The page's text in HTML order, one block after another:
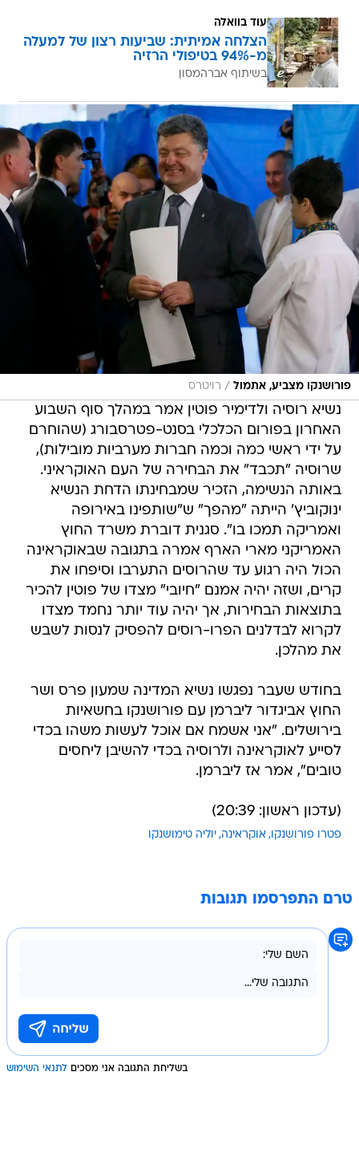
עוד בוואלה
הצלחה אמיתית: שביעות רצון של למעלה
מ-94% בטיפולי הרזיה
בשיתוף אברהמסון
פורושנקו מצביע, אתמול / רויטרס
נשיא רוסיה ולדימיר פוטין אמר במהלך סוף השבוע
האחרון בפורום הכלכלי בסנט-פטרסבורג (שהוחרם
על ידי ראשי כמה וכמה חברות מערביות מובילות),
שרוסיה "תכבד" את הבחירה של העם האוקראיני.
באותה הנשימה, הזכיר שמבחינתו הדחת הנשיא
ינוקוביץ' הייתה "מהפך" ש"שותפינו באירופה
ואמריקה תמכו בו". סגנית דוברת משרד החוץ
האמריקני מארי הארף אמרה בתגובה שבאוקראינה
הכול היה רגוע עד שהרוסים התערבו וסיפחו את
קרים, ושזה יהיה אמנם "חיובי" מצדו של פוטין להכיר
בתוצאות הבחירות, אך יהיה עוד יותר נחמד מצדו
לקרוא לבדלנים הפרו-רוסים להפסיק לנסות לשבש
את מהלכן.
בחודש שעבר נפגשו נשיא המדינה שמעון פרס ושר
החוץ אביגדור ליברמן עם פורושנקו בחשאיות
בירושלים. "אני אשמח אם אוכל לעשות משהו בכדי
לסייע לאוקראינה ולרוסיה בכדי להשיבן ליחסים
טובים", אמר אז ליברמן.
(עדכון ראשון: 20:39)
פטרו פורושנקו אוקראינה יוליה טימושנקו
טרם התפרסמו תגובות
בשליחת התגובה אני מסכים לתנאי השימוש